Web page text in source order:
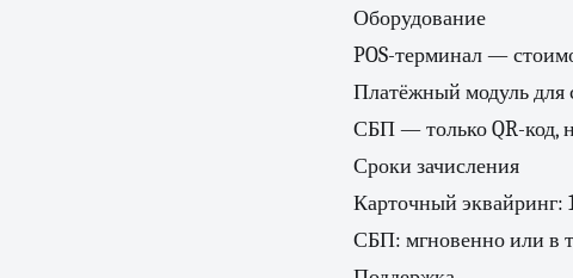
Оборудование
POS-терминал —
Платёжный модуль для
СБП — только QR-код,
Сроки зачисления
Карточный эквайринг:
СБП: мгновенно или в